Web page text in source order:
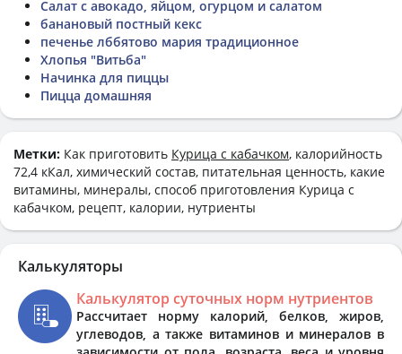
Салат с авокадо, яйцом, огурцом и салатом
банановый постный кекс
печенье лббятово мария традиционное
Хлопья "Витьба"
Начинка для пиццы
Пицца домашняя
Метки: Как приготовить Курица с кабачком, калорийность
72,4 кКал, химический состав, питательная ценность, какие
витамины, минералы, способ приготовления Курица с
кабачком, рецепт, калории, нутриенты
Калькуляторы
Калькулятор суточных норм нутриентов
Рассчитает норму калорий, белков, жиров,
углеводов, а также витаминов и минералов в